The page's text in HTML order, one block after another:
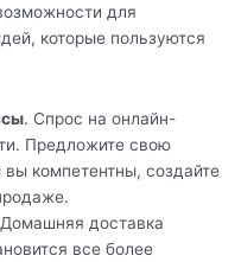
для
которые пользуются
. Спрос на онлайн-
Предложите свою
вы компетентны, создайте
доставка
все более